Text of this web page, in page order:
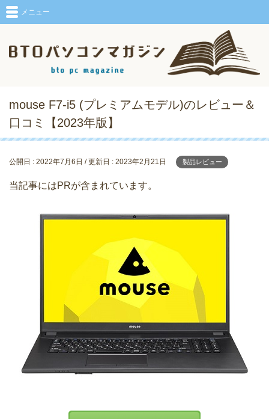
メニュー
mouse F7-i5 (プレミアムモデル)のレビュー＆
口コミ【2023年版】
公開日 : 2022年7月6日 / 更新日 : 2023年2月21日 製品レビュー
当記事にはPRが含まれています。